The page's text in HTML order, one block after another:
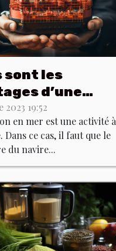
sont les
d’une
maritime ?
19:52
en mer est une activité à
Dans ce cas, il faut que le
du navire...